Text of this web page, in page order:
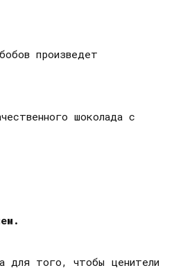
произведет
шоколада с
для того, чтобы ценители